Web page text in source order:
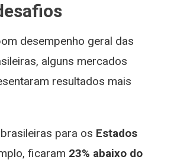
desempenho geral das
alguns mercados
resultados mais
para os Estados
ficaram 23% abaixo do